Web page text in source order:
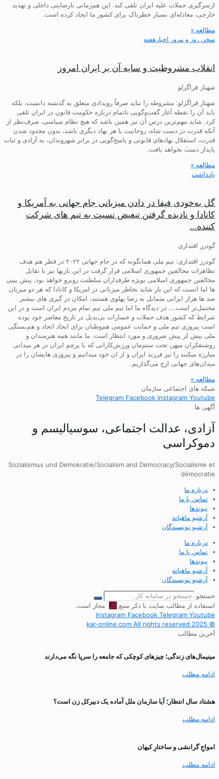
ازسرگیری حملات علیه ایران تلقی کند. این هم‌زمانی نارضایتی داخلی و تهدید
خارجی، معادله‌ای بسیار خطرناک برای کشور ما ایجاد کرده است.
مطالعه »
سخن روز و مرور اخبارهفته
انقلاب مشروطیت و سایه آن بر ایران امروز
شهناز قراگزلو
شهناز قراگزلو: مشروطه را نباید صرفاً رویدادی متعلق به گذشته دانست، بلکه
باید آن را نقطه آغاز گفت‌وگویی ناتمام درباره حکومت قانون در ایران تلقی
کرد. شاید مهم‌ترین درس آن نیز همین باشد که هیچ نظام سیاسی، صرف‌نظر از
آنکه قدرت در دست شاه، روحانیت یا هر نهاد دیگری باشد، بدون محدود شدن
قدرت، استقلال نهادهای قانونی و پاسخ‌گویی در برابر شهروندان، به آزادی و ثبات
پایدار دست نخواهد یافت.
مطالعه »
یادداشت
گل به‌خودی فیفا در دادن میزبانی جام جهانی به آمریکا و
کانادا و نادیده گرفتن تبعیض نسبت به تیم های شرکت
کننده…
گودرز اقتداری
گودرز اقتداری: تیم ملی همانگونه که در جام جهانی ۲۰۲۲ در قطر هم هدف
تظاهرات مخالفین جمهوری اسلامی قرار گرفت در این بازیها نیز با تقابل
مخالفین جمهوری اسلامی بویژه طرفداران سلطنت روبرو خواهذ بود. پیش بینی
ها اما انست که این بار شاید بخاطر میزبانی در امریکا و کانادا که هر دو میزبان
صد ها هزار ایرانی متمایل به رضا پهلوی هستند، امکان در گیری های بیشتر
محتمل‌تر است…. در دیدگاه ما اما تیم ملی تیم تمام مردم ایران است و در این
شرایط که کشور هدف حملات و خسارات بی‌بدیل در تاریخ معاصر خود بوده
است پیروزی تیم ملی و حمایت عمومی هم‌وطنان برای ایجاد اتحاد و هم‌بستگی
ملی بیش لز پیش ضروری و مورد انتظار است. ما مانند همه هنرمندان و
روشنفکران میهن تحت ستم‌مان ورزش‌کارانی که با پرچم ایران در هر میدانی
مبارزه میکنند را نیز فرزند ایران و از ان خود میدانیم و پیروزی هایشان را در
میدان‌های جهانی ارج می‌گذاریم.
مطالعه »
شبکه های اجتماعی سازمان
Telegram Facebook Instagram Youtube
آگهی ها
آزادی، عدالت اجتماعی، سوسیالیسم و
دموکراسی
Sozialismus und Demokratie/Socialism and Democracy/Socialisme et
démocratie
درباره ما
تماس با ما
پیوندها
آرشیو ماهیانه
آرشیو نویسندگان
درباره ما
تماس با ما
پیوندها
آرشیو ماهیانه
آرشیو نویسندگان
جستجو
استفاده از مطالب سایت با ذکر منبعکار
مجاز است.
Instagram Facebook Telegram Youtube
© 2025 kar-online.com All rights reserved
آخرین مطالب
مینیمال‌های زندگی؛ چیزهای کوچکی که جامعه را سرپا نگه می‌دارند
ادامه مطلب
هشتاد سال انتظار؛ آیا سازمان ملل آماده یک دبیرکل زن است؟
ادامه مطلب
‌امواجِ گرانشی و ساختارِ کیهان
ادامه مطلب